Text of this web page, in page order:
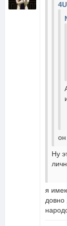
Ну
я
довно